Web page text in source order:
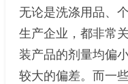
无论是洗涤用品、
生产企业，都非常
装产品的剂量均偏
较大的偏差。而一